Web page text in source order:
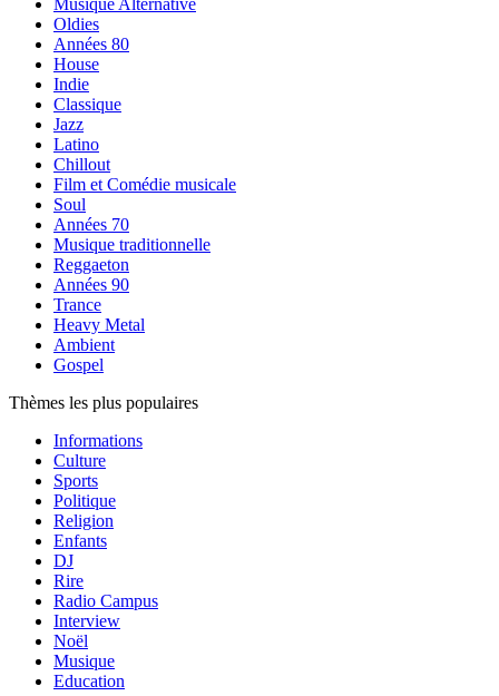
Musique Alternative
Oldies
Années 80
House
Indie
Classique
Jazz
Latino
Chillout
Film et Comédie musicale
Soul
Années 70
Musique traditionnelle
Reggaeton
Années 90
Trance
Heavy Metal
Ambient
Gospel
Thèmes les plus populaires
Informations
Culture
Sports
Politique
Religion
Enfants
DJ
Rire
Radio Campus
Interview
Noël
Musique
Education